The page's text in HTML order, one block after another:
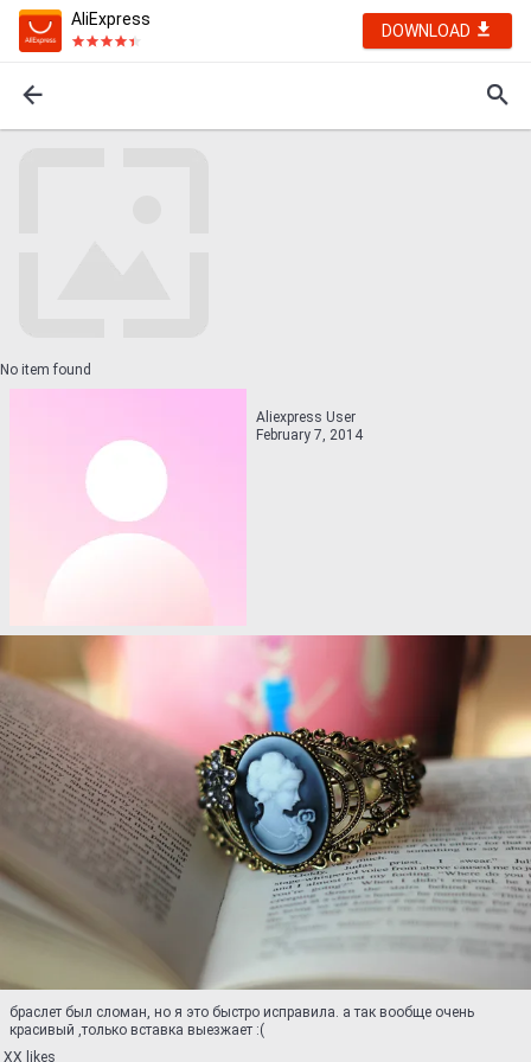
AliExpress
DOWNLOAD
No item found
Aliexpress User
February 7, 2014
браслет был сломан, но я это быстро исправила. а так вообще очень
красивый ,только вставка выезжает :(
XX likes